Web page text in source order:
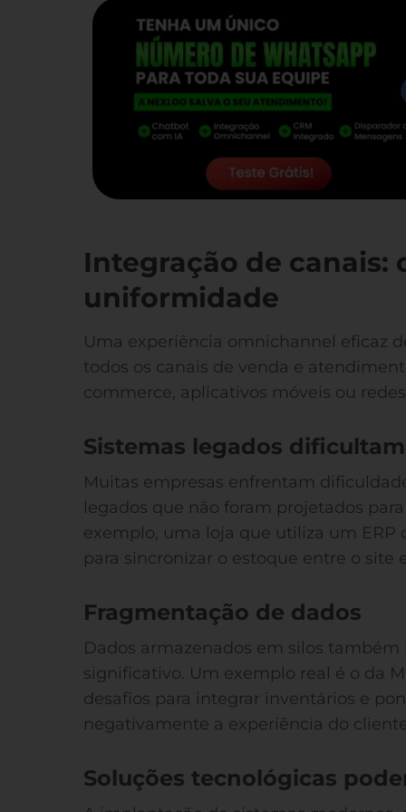
Integração de canais:
uniformidade
Uma experiência omnichannel eficaz
todos os canais de venda e
commerce, aplicativos móveis ou
Sistemas legados
Muitas empresas enfrentam
legados que não foram projetados
exemplo, uma loja que utiliza um
para sincronizar o estoque entre o site
Fragmentação de dados
Dados armazenados em silos
significativo. Um exemplo real é o da
desafios para integrar inventários e
negativamente a experiência do
Soluções tecnológicas